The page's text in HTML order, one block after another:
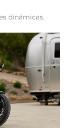
dinámicas.